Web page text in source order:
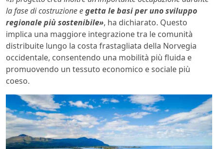
la fase di costruzione egetta le basi per uno sviluppo
regionale più sostenibile», ha dichiarato. Questo
implica una maggiore integrazione tra le comunità
distribuite lungo la costa frastagliata della Norvegia
occidentale, consentendo una mobilità più fluida e
promuovendo un tessuto economico e sociale più
coeso.